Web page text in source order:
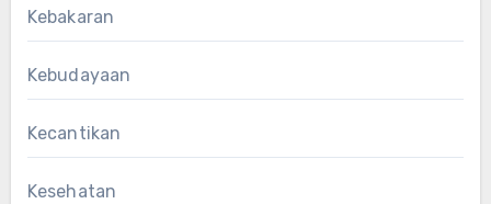
Kebakaran
Kebudayaan
Kecantikan
Kesehatan